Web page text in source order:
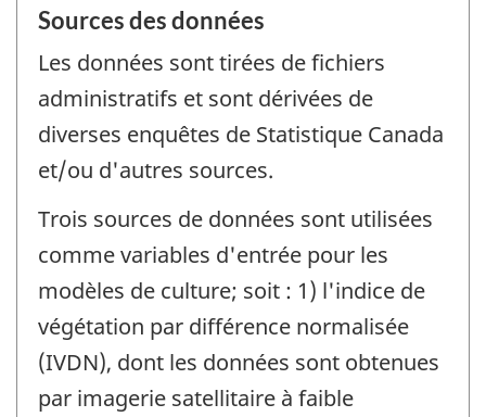
Sources des données
Les données sont tirées de fichiers
administratifs et sont dérivées de
diverses enquêtes de Statistique Canada
et/ou d'autres sources.
Trois sources de données sont utilisées
comme variables d'entrée pour les
modèles de culture; soit : 1) l'indice de
végétation par différence normalisée
(IVDN), dont les données sont obtenues
par imagerie satellitaire à faible